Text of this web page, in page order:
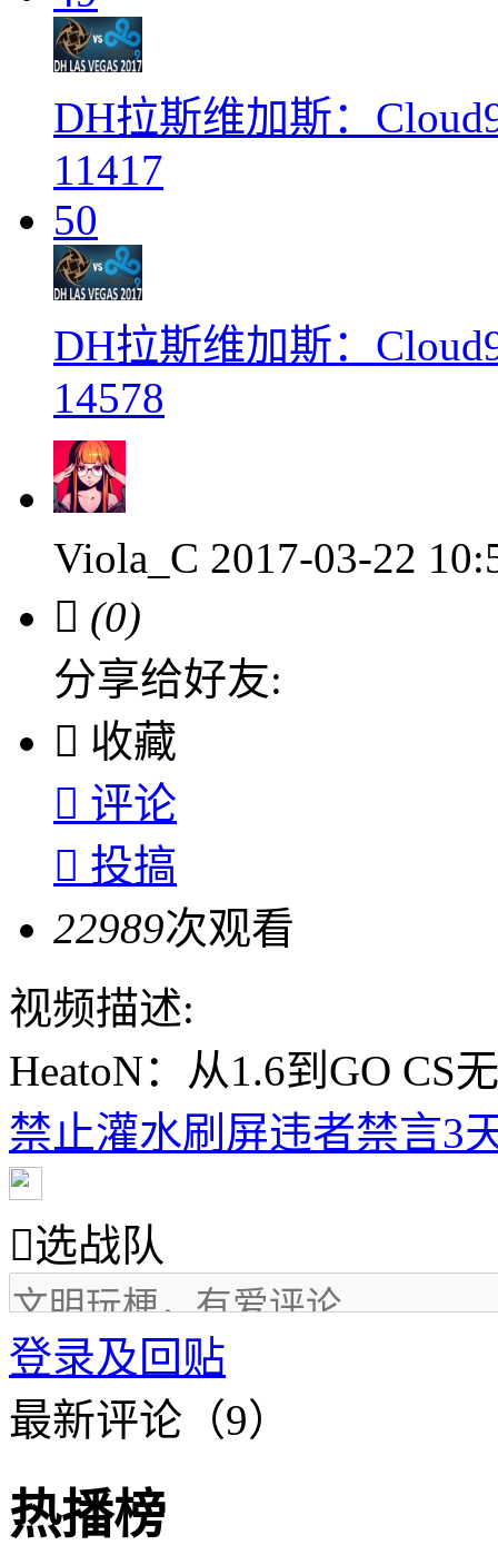
DH拉斯维加斯：
11417
50
DH拉斯维加斯：
14578
Viola_C 2017-03-22
 (0)
分享给好友:
 收藏
 评论
 投搞
22989次观看
视频描述:
HeatoN：从1.6到GO CS
禁止灌水刷屏违者禁言3
选战队
登录及回贴
最新评论（9）
热播榜